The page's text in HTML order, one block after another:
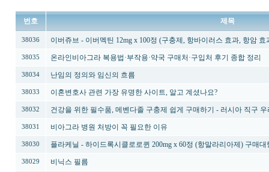
번호 제목
38036 이버쥬브 - 이버멕틴 12mg x 100정 (구충제, 항바이러스 효과, 항암
38035 온라인비아그라 복용법·부작용·약국 구매처·구입처 후기 종합 정리
38034 난임의 정의와 임신의 흐름
38033 이혼변호사 관련 가장 유명한 사이트, 알고 계셨나요?
38032 건강을 위한 필수품, 메벤다졸 구충제 쉽게 구매하기 - 러시아 직구 우
38031 비아그라 병원 처방이 꼭 필요한 이유
38030 플라케닐 - 하이드록시클로로퀸 200mg x 60정 (항말라리아제) 구매
38029 비닉스 필름